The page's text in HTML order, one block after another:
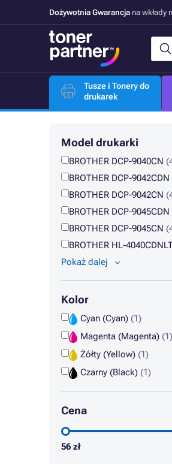
Dożywotnia Gwarancja na wkłady
Tusze i Tonery do
drukarek
Model drukarki
BROTHER DCP-9040CN
BROTHER DCP-9042CDN
BROTHER DCP-9042CN
BROTHER DCP-9045CDN
BROTHER DCP-9045CN
BROTHER HL-
Pokaż dalej
Kolor
Cyan (Cyan) (1)
Magenta (Magenta) (1)
Żółty (Yellow) (1)
Czarny (Black) (1)
Cena
56zł